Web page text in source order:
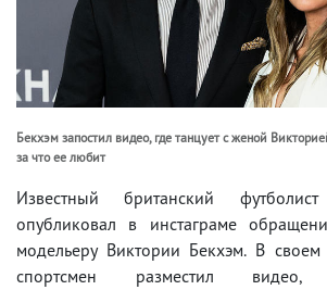
Бекхэм запостил видео, где танцует с женой
за что ее любит
Известный британский
опубликовал в инстаграме
модельеру Виктории Бекхэм. В
спортсмен разместил